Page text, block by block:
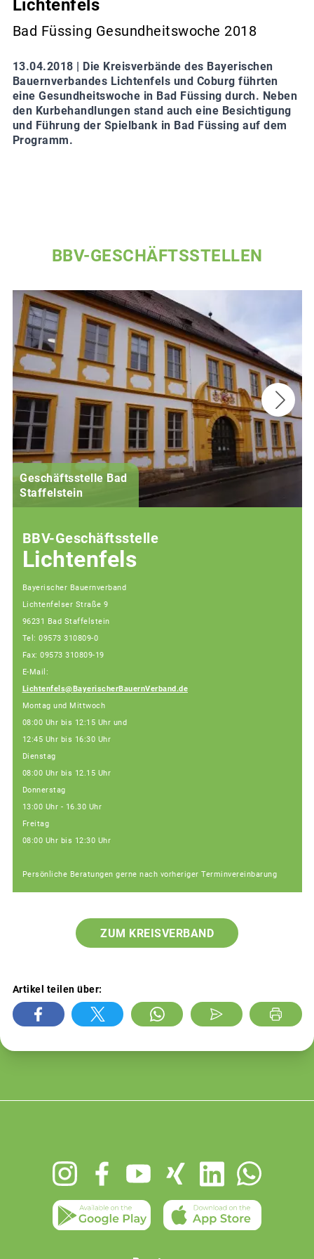
Lichtenfels
Bad Füssing Gesundheitswoche 2018
13.04.2018 | Die Kreisverbände des Bayerischen
Bauernverbandes Lichtenfels und Coburg führten
eine Gesundheitswoche in Bad Füssing durch. Neben
den Kurbehandlungen stand auch eine Besichtigung
und Führung der Spielbank in Bad Füssing auf dem
Programm.
BBV-GESCHÄFTSSTELLEN
Geschäftsstelle Bad
Staffelstein
BBV-Geschäftsstelle
Lichtenfels
Bayerischer Bauernverband
Lichtenfelser Straße 9
96231 Bad Staffelstein
Tel: 09573 310809-0
Fax: 09573 310809-19
E-Mail:
Lichtenfels@BayerischerBauernVerband.de
Montag und Mittwoch
08:00 Uhr bis 12:15 Uhr und
12:45 Uhr bis 16:30 Uhr
Dienstag
08:00 Uhr bis 12.15 Uhr
Donnerstag
13:00 Uhr - 16.30 Uhr
Freitag
08:00 Uhr bis 12:30 Uhr
Persönliche Beratungen gerne nach vorheriger Terminvereinbarung
ZUM KREISVERBAND
Artikel teilen über: